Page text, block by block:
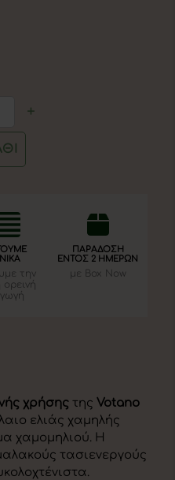
+
την
ορεινή
ΠΑΡΑΔΟΣΗ
ΕΝΤΟΣ 2 ΗΜΕΡΩΝ
με Box Now
χρήσης της Votano
ελιάς χαμηλής
χαμομηλιού. Η
τασιενεργούς